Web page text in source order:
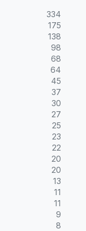
334
175
138
98
68
64
45
37
30
27
25
23
22
20
20
13
11
11
9
8